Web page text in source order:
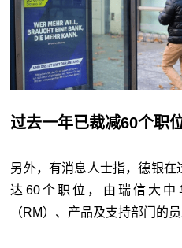
过去一年已裁减60个职
另外，有消息人士指，德银
达60个职位，由瑞信大
（RM）、产品及支持部门的